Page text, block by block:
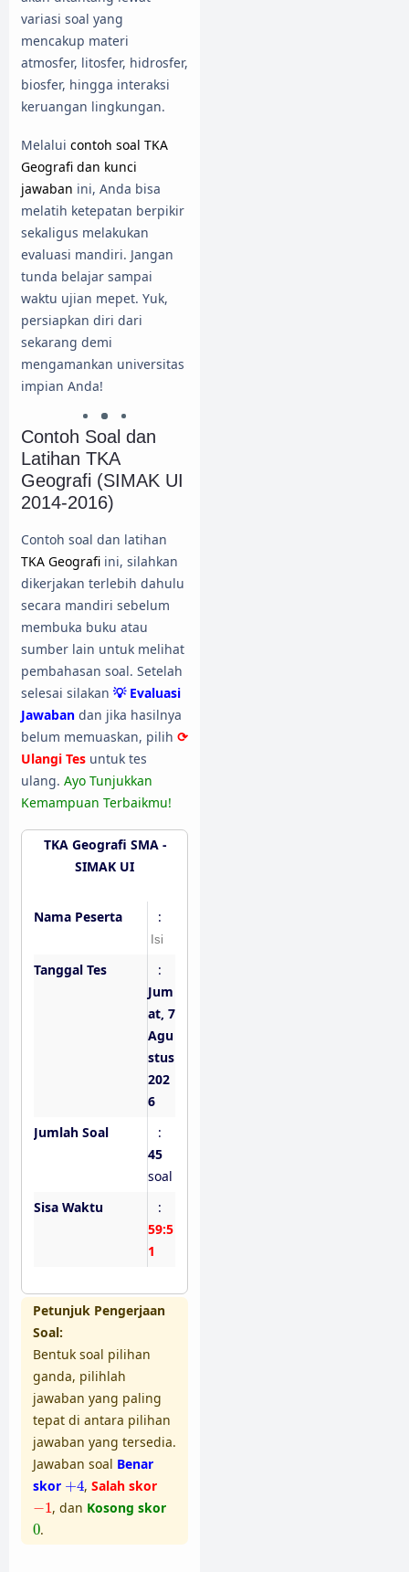
variasi soal yang
mencakup materi
atmosfer, litosfer, hidrosfer,
biosfer, hingga interaksi
keruangan lingkungan.
Melalui contoh soal TKA
Geografi dan kunci
jawaban ini, Anda bisa
melatih ketepatan berpikir
sekaligus melakukan
evaluasi mandiri. Jangan
tunda belajar sampai
waktu ujian mepet. Yuk,
persiapkan diri dari
sekarang demi
mengamankan universitas
impian Anda!
Contoh Soal dan
Latihan TKA
Geografi (SIMAK UI
2014-2016)
Contoh soal dan latihan
TKA Geografi ini, silahkan
dikerjakan terlebih dahulu
secara mandiri sebelum
membuka buku atau
sumber lain untuk melihat
pembahasan soal. Setelah
selesai silakan 💡 Evaluasi
Jawaban dan jika hasilnya
belum memuaskan, pilih ⟳
Ulangi Tes untuk tes
ulang. Ayo Tunjukkan
Kemampuan Terbaikmu!
TKA Geografi SMA -
SIMAK UI
Nama Peserta :
Tanggal Tes
:
Jum
at, 7
Agu
stus
202
6
Jumlah Soal
:
45
soal
Sisa Waktu
:
59:5
0
Petunjuk Pengerjaan
Soal:
Bentuk soal pilihan
ganda, pilihlah
jawaban yang paling
tepat di antara pilihan
jawaban yang tersedia.
Jawaban soal Benar
skor +4
+ 4, Salah skor
−1
1 , dan Kosong skor
0
0.